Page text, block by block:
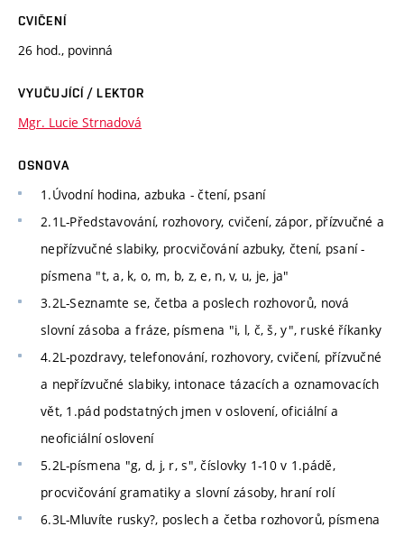
CVIČENÍ
26 hod., povinná
VYUČUJÍCÍ / LEKTOR
Mgr. Lucie Strnadová
OSNOVA
1.Úvodní hodina, azbuka - čtení, psaní
2.1L-Představování, rozhovory, cvičení, zápor, přízvučné a
nepřízvučné slabiky, procvičování azbuky, čtení, psaní -
písmena "t, a, k, o, m, b, z, e, n, v, u, je, ja"
3.2L-Seznamte se, četba a poslech rozhovorů, nová
slovní zásoba a fráze, písmena "i, l, č, š, y", ruské říkanky
4.2L-pozdravy, telefonování, rozhovory, cvičení, přízvučné
a nepřízvučné slabiky, intonace tázacích a oznamovacích
vět, 1.pád podstatných jmen v oslovení, oficiální a
neoficiální oslovení
5.2L-písmena "g, d, j, r, s", číslovky 1-10 v 1.pádě,
procvičování gramatiky a slovní zásoby, hraní rolí
6.3L-Mluvíte rusky?, poslech a četba rozhovorů, písmena